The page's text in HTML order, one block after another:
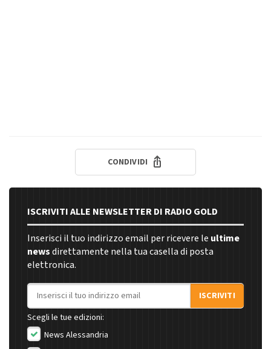
CONDIVIDI
ISCRIVITI ALLE NEWSLETTER DI RADIO GOLD
Inserisci il tuo indirizzo email per ricevere le ultime
newsdirettamente nella tua casella di posta
elettronica.
Indirizzo email
ISCRIVITI
Scegli le tue edizioni:
News Alessandria